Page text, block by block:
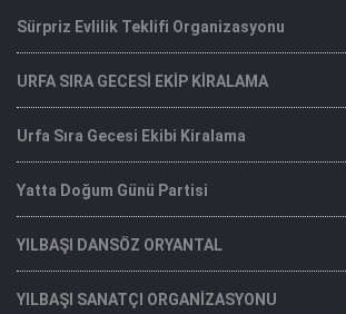
Sürpriz Evlilik Teklifi Organizasyonu
URFA SIRA GECESİ EKİP KİRALAMA
Urfa Sıra Gecesi Ekibi Kiralama
Yatta Doğum Günü Partisi
YILBAŞI DANSÖZ ORYANTAL
YILBAŞI SANATÇI ORGANİZASYONU